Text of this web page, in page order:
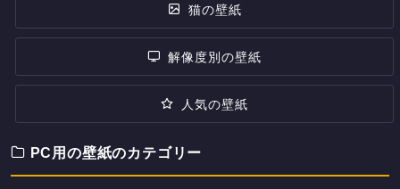
猫の壁紙
解像度別の壁紙
人気の壁紙
PC用の壁紙のカテゴリー